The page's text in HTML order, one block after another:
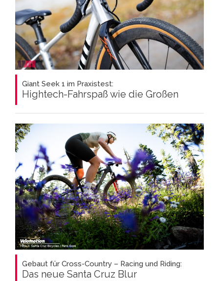
Giant Seek 1 im Praxistest:
Hightech-Fahrspaß wie die Großen
Gebaut für Cross-Country – Racing und Riding:
Das neue Santa Cruz Blur